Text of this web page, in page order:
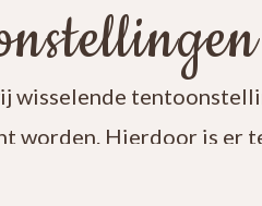
wisselende
worden. Hierdoor is er